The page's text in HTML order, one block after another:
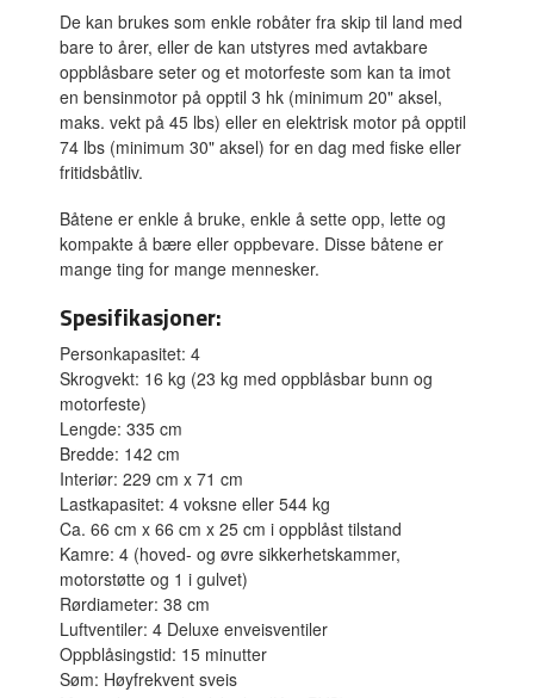
De kan brukes som enkle robåter fra skip til land med
bare to årer, eller de kan utstyres med avtakbare
oppblåsbare seter og et motorfeste som kan ta imot
en bensinmotor på opptil 3 hk (minimum 20" aksel,
maks. vekt på 45 lbs) eller en elektrisk motor på opptil
74 lbs (minimum 30" aksel) for en dag med fiske eller
fritidsbåtliv.
Båtene er enkle å bruke, enkle å sette opp, lette og
kompakte å bære eller oppbevare. Disse båtene er
mange ting for mange mennesker.
Spesifikasjoner:
Personkapasitet: 4
Skrogvekt: 16 kg (23 kg med oppblåsbar bunn og
motorfeste)
Lengde: 335 cm
Bredde: 142 cm
Interiør: 229 cm x 71 cm
Lastkapasitet: 4 voksne eller 544 kg
Ca. 66 cm x 66 cm x 25 cm i oppblåst tilstand
Kamre: 4 (hoved- og øvre sikkerhetskammer,
motorstøtte og 1 i gulvet)
Rørdiameter: 38 cm
Luftventiler: 4 Deluxe enveisventiler
Oppblåsingstid: 15 minutter
Søm: Høyfrekvent sveis